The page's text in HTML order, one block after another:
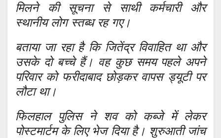
मिलने की सूचना से साथी कर्मचारी और
स्थानीय लोग स्तब्ध रह गए।
बताया जा रहा है कि जितेंद्र विवाहित था और
उसके दो बच्चे हैं। वह कुछ समय पहले अपने
परिवार को फरीदाबाद छोड़कर वापस ड्यूटी पर
लौटा था।
फिलहाल पुलिस ने शव को कब्जे में लेकर
पोस्टमार्टम के लिए भेज दिया है। शुरुआती जांच